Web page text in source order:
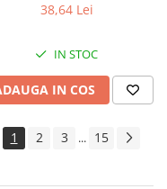
38,64 Lei
IN STOC
IN COS
1 2 3 ... 15